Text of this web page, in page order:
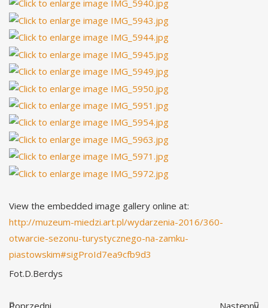
View the embedded image gallery online at:
http://muzeum-miedzi.art.pl/wydarzenia-2016/360-
otwarcie-sezonu-turystycznego-na-zamku-
piastowskim#sigProId7ea9cfb9d3
Fot.D.Berdys
Poprzedni
Następny